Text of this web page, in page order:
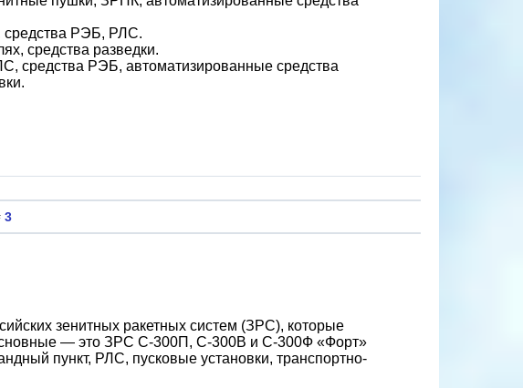
средства РЭБ, РЛС.
средства разведки.
средства РЭБ, автоматизированные средства
3
зенитных ракетных систем (ЗРС), которые
— это ЗРС С-300П, С-300В и С-300Ф «Форт»
пункт, РЛС, пусковые установки, транспортно-